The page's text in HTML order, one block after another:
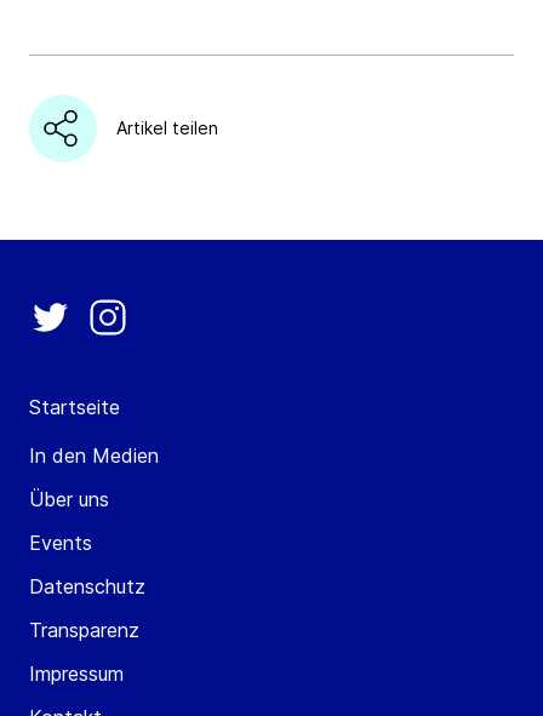
Artikel teilen
Startseite
In den Medien
Über uns
Events
Datenschutz
Transparenz
Impressum